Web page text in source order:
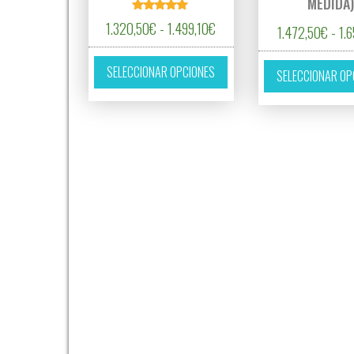
con
de 5
1.320,50€ - 1.499,10€ Rango de precios: desde
SELECCIONAR OPCIONES
Este producto tiene
1.472,50€ -
SELECCIONAR